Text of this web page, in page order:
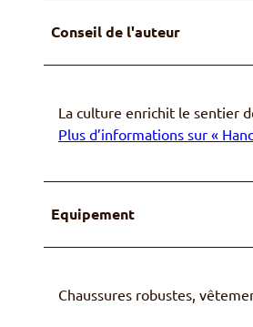
Conseil de l'auteur
La culture enrichit le sentier
Plus d’informations sur «
Equipement
Chaussures robustes,